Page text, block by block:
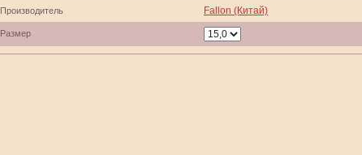
Производитель Fallon (Китай)
Размер